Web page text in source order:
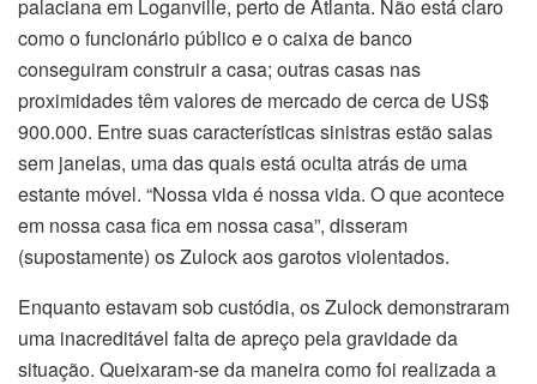
palaciana em Loganville, perto de Atlanta. Não está claro
como o funcionário público e o caixa de banco
conseguiram construir a casa; outras casas nas
proximidades têm valores de mercado de cerca de US$
900.000. Entre suas características sinistras estão salas
sem janelas, uma das quais está oculta atrás de uma
estante móvel. “Nossa vida é nossa vida. O que acontece
em nossa casa fica em nossa casa”, disseram
(supostamente) os Zulock aos garotos violentados.
Enquanto estavam sob custódia, os Zulock demonstraram
uma inacreditável falta de apreço pela gravidade da
situação. Queixaram-se da maneira como foi realizada a